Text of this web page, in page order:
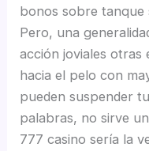
bonos sobre tanque
Pero, una
acción joviales otras
hacia el pelo con
pueden suspender
palabras, no sirve
777 casino serí­a la